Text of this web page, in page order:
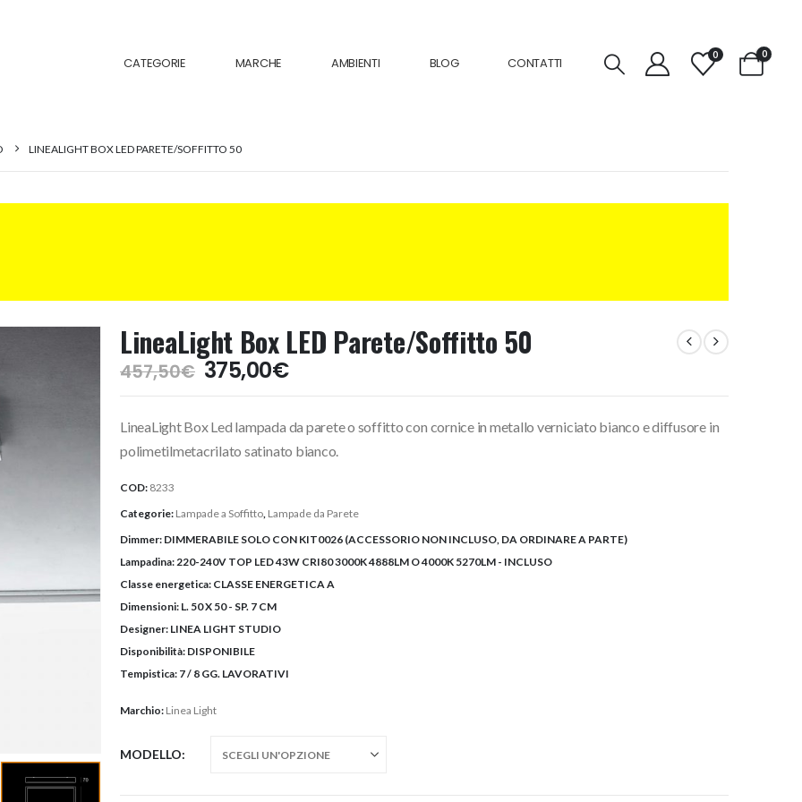
CATEGORIE MARCHE AMBIENTI BLOG CONTATTI
0 0
LINEALIGHT BOX LED PARETE/SOFFITTO 50
LineaLight Box LED Parete/Soffitto 50
457,50€ Il
prezzo
era:
457,50€.
375,00€Il
prezzo
è:
375,00€.
LineaLight Box Led lampada da parete o soffitto con cornice in metallo verniciato bianco e diffusore in
polimetilmetacrilato satinato bianco.
COD: 8233
Categorie: Lampade a Soffitto Lampade da Parete
Dimmer: DIMMERABILE SOLO CON KIT0026 (ACCESSORIO NON INCLUSO, DA ORDINARE A PARTE)
Lampadina: 220-240V TOP LED 43W CRI80 3000K 4888LM O 4000K 5270LM - INCLUSO
Classe energetica: CLASSE ENERGETICA A
Dimensioni: L. 50 X 50 - SP. 7 CM
Designer: LINEA LIGHT STUDIO
Disponibilità: DISPONIBILE
Tempistica: 7 / 8 GG. LAVORATIVI
Marchio: Linea Light
MODELLO